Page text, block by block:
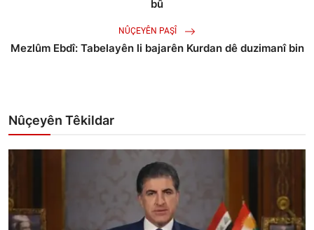
bû
NÛÇEYÊN PAŞÎ
Mezlûm Ebdî: Tabelayên li bajarên Kurdan dê duzimanî bin
Nûçeyên Têkildar